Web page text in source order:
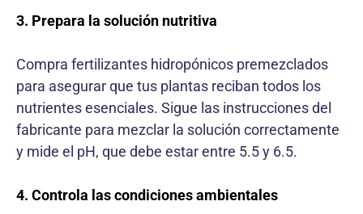
3. Prepara la solución nutritiva
Compra fertilizantes hidropónicos premezclados
para asegurar que tus plantas reciban todos los
nutrientes esenciales. Sigue las instrucciones del
fabricante para mezclar la solución correctamente
y mide el pH, que debe estar entre 5.5 y 6.5.
4. Controla las condiciones ambientales